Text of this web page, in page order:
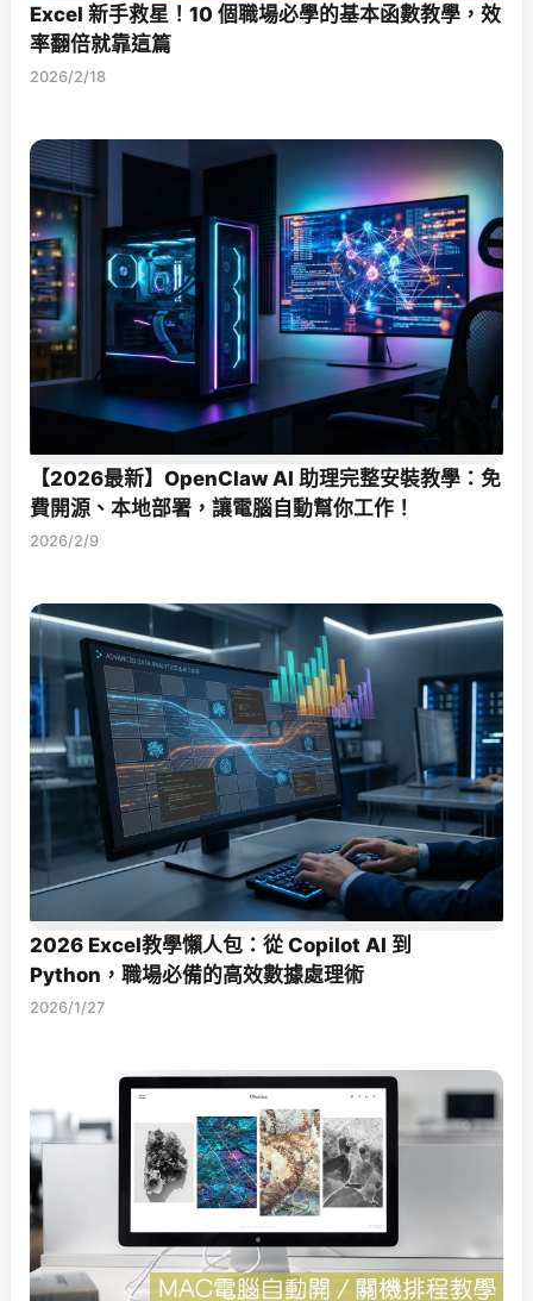
Excel 新手救星！10 個職場必學的基本函數教學，效
率翻倍就靠這篇
2026/2/18
【2026最新】OpenClaw AI 助理完整安裝教學：免
費開源、本地部署，讓電腦自動幫你工作！
2026/2/9
2026 Excel教學懶人包：從 Copilot AI 到
Python，職場必備的高效數據處理術
2026/1/27